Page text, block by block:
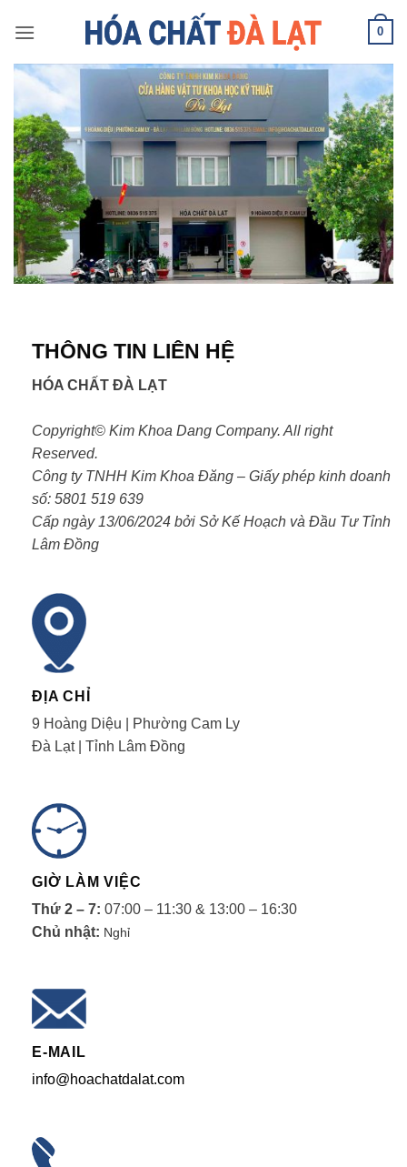
0
THÔNG TIN LIÊN HỆ
HÓA CHẤT ĐÀ LẠT
Copyright© Kim Khoa Dang Company. All right
Reserved.
Công ty TNHH Kim Khoa Đăng – Giấy phép kinh doanh
số: 5801 519 639
Cấp ngày 13/06/2024 bởi Sở Kế Hoạch và Đầu Tư Tỉnh
Lâm Đồng
ĐỊA CHỈ
9 Hoàng Diệu | Phường Cam Ly
Đà Lạt | Tỉnh Lâm Đồng
GIỜ LÀM VIỆC
Thứ 2 – 7: 07:00 – 11:30 & 13:00 – 16:30
Chủ nhật: Nghỉ
E-MAIL
info@hoachatdalat.com